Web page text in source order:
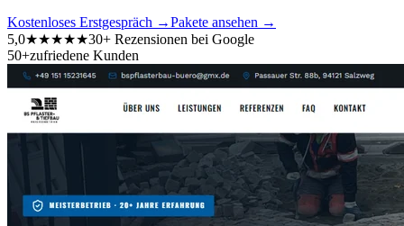
Kostenloses Erstgespräch →Pakete ansehen →
5,0★★★★★30+ Rezensionen bei Google
50+zufriedene Kunden